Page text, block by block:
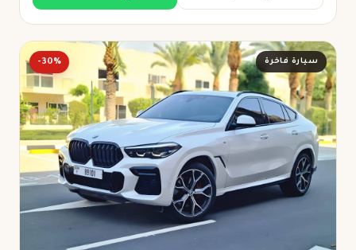
سيارة فاخرة -30%